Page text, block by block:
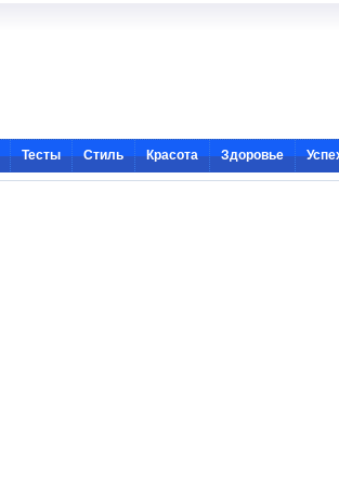
Тесты Стиль Красота Здоровье